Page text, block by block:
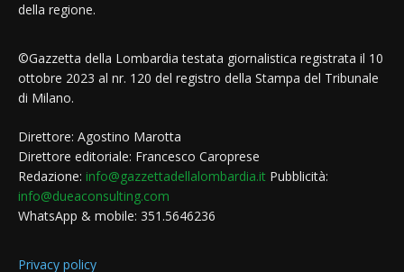
della regione.
©Gazzetta della Lombardia testata giornalistica registrata il 10
ottobre 2023 al nr. 120 del registro della Stampa del Tribunale
di Milano.
Direttore: Agostino Marotta
Direttore editoriale: Francesco Caroprese
Redazione: info@gazzettadellalombardia.it Pubblicità:
info@dueaconsulting.com
WhatsApp & mobile: 351.5646236
Privacy policy